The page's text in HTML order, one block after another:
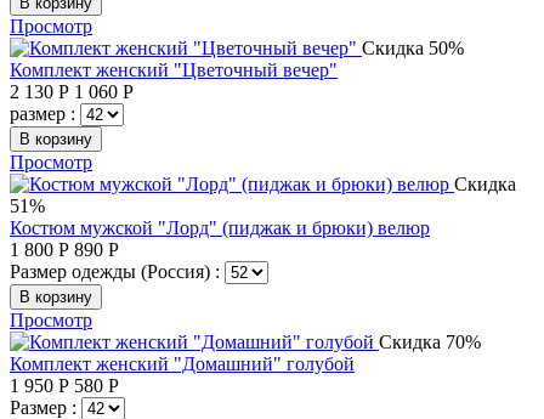
Просмотр
Скидка 50%
Комплект женский "Цветочный вечер"
2 130 Р 1 060 Р
размер :
В корзину
Просмотр
Скидка
51%
Костюм мужской "Лорд" (пиджак и брюки) велюр
1 800 Р 890 Р
Размер одежды (Россия) :
В корзину
Просмотр
Скидка 70%
Комплект женский "Домашний" голубой
1 950 Р 580 Р
Размер :